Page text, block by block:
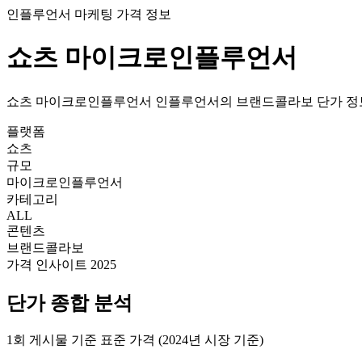
인플루언서 마케팅 가격 정보
쇼츠 마이크로인플루언서
쇼츠 마이크로인플루언서 인플루언서의 브랜드콜라보 단가 정
플랫폼
쇼츠
규모
마이크로인플루언서
카테고리
ALL
콘텐츠
브랜드콜라보
가격 인사이트 2025
단가종합 분석
1회 게시물 기준 표준 가격 (2024년 시장 기준)